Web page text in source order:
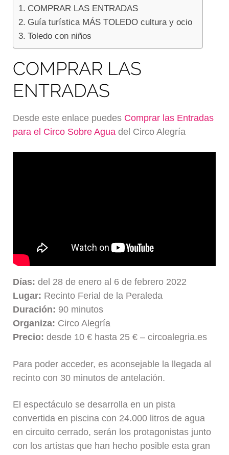
COMPRAR LAS ENTRADAS
Guía turística MÁS TOLEDO cultura y ocio
Toledo con niños
COMPRAR LAS
ENTRADAS
Desde este enlace puedes Comprar las Entradas
para el Circo Sobre Agua del Circo Alegría
Días: del 28 de enero al 6 de febrero 2022
Lugar: Recinto Ferial de la Peraleda
Duración: 90 minutos
Organiza: Circo Alegría
Precio: desde 10 € hasta 25 € – circoalegria.es
Para poder acceder, es aconsejable la llegada al
recinto con 30 minutos de antelación.
El espectáculo se desarrolla en un pista
convertida en piscina con 24.000 litros de agua
en circuito cerrado, serán los protagonistas junto
con los artistas que han hecho posible esta gran